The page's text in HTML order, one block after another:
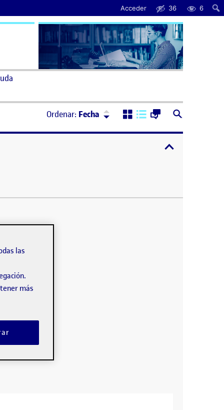
Acceder 36 6
Ordenar: Fecha Ordenar:Descendente
las
más